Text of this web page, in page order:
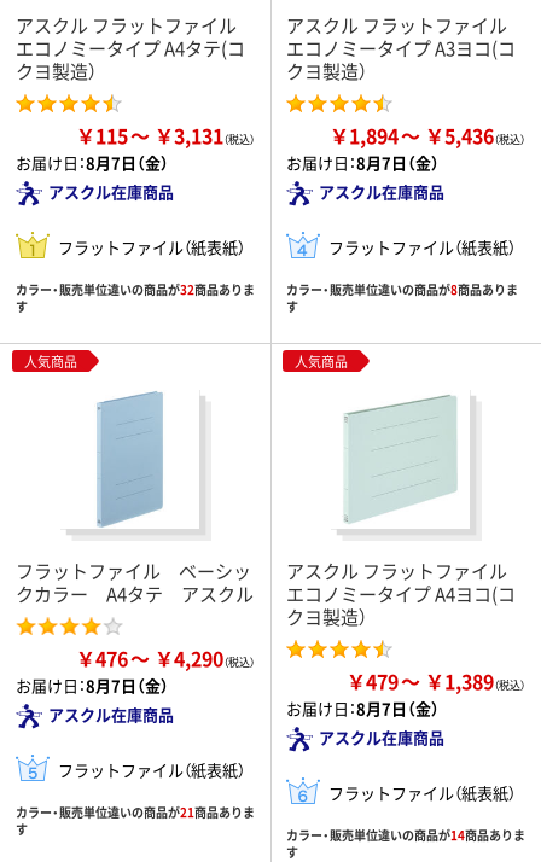
アスクル フラットファイル
エコノミータイプ A4タテ(コ
クヨ製造）
￥115 ￥3,131
お届け日：8月7日（金）
アスクル在庫商品
フラットファイル（紙表紙）
カラー・販売単位違いの商品が32商品ありま
す
アスクル フラットファイル
エコノミータイプ A3ヨコ(コ
クヨ製造）
￥1,894 ￥5,436
お届け日：8月7日（金）
アスクル在庫商品
フラットファイル（紙表紙）
カラー・販売単位違いの商品が8商品ありま
す
人気商品
フラットファイル ベーシッ
クカラー A4タテ アスクル
￥476 ￥4,290
お届け日：8月7日（金）
アスクル在庫商品
フラットファイル（紙表紙）
カラー・販売単位違いの商品が21商品ありま
す
人気商品
アスクル フラットファイル
エコノミータイプ A4ヨコ(コ
クヨ製造）
￥479 ￥1,389
お届け日：8月7日（金）
アスクル在庫商品
フラットファイル（紙表紙）
カラー・販売単位違いの商品が14商品ありま
す